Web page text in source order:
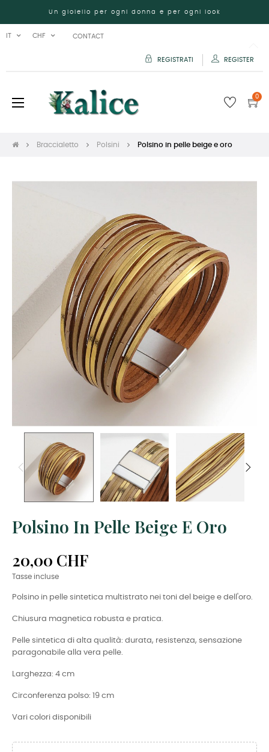
Un gioiello per ogni donna e per ogni look
IT CHF CONTACT
REGISTRATI REGISTER
navigazione
☰ 0
Braccialetto Polsini Polsino in pelle beige e oro
Polsino In Pelle Beige E Oro
20,00 CHF
Tasse incluse
Polsino in pelle sintetica multistrato nei toni del beige e dell'oro.
Chiusura magnetica robusta e pratica.
Pelle sintetica di alta qualità: durata, resistenza, sensazione
paragonabile alla vera pelle.
Larghezza: 4 cm
Circonferenza polso: 19 cm
Vari colori disponibili